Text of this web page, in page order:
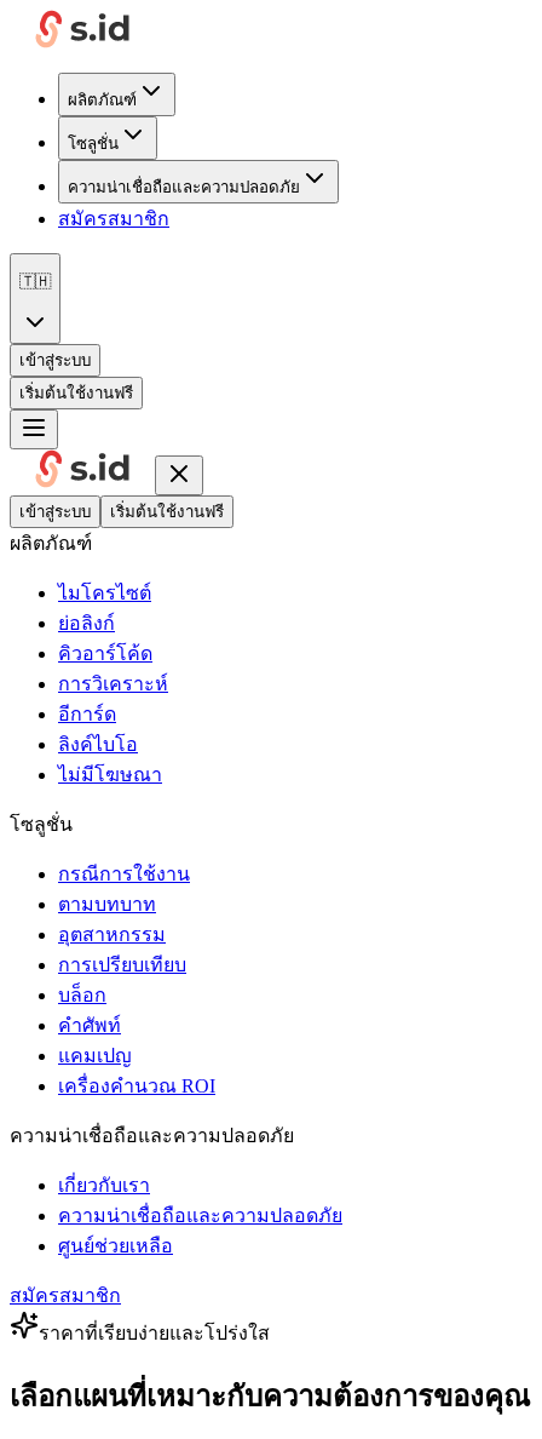
ผลิตภัณฑ์
โซลูชั่น
ความน่าเชื่อถือและความปลอดภัย
สมัครสมาชิก
🇹🇭
เข้าสู่ระบบ
เริ่มต้นใช้งานฟรี
เข้าสู่ระบบ เริ่มต้นใช้งานฟรี
ผลิตภัณฑ์
ไมโครไซต์
ย่อลิงก์
คิวอาร์โค้ด
การวิเคราะห์
อีการ์ด
ลิงค์ไบโอ
ไม่มีโฆษณา
โซลูชั่น
กรณีการใช้งาน
ตามบทบาท
อุตสาหกรรม
การเปรียบเทียบ
บล็อก
คำศัพท์
แคมเปญ
เครื่องคำนวณ ROI
ความน่าเชื่อถือและความปลอดภัย
เกี่ยวกับเรา
ความน่าเชื่อถือและความปลอดภัย
ศูนย์ช่วยเหลือ
สมัครสมาชิก
ราคาที่เรียบง่ายและโปร่งใส
เลือกแผนที่เหมาะกับความต้องการของคุณ